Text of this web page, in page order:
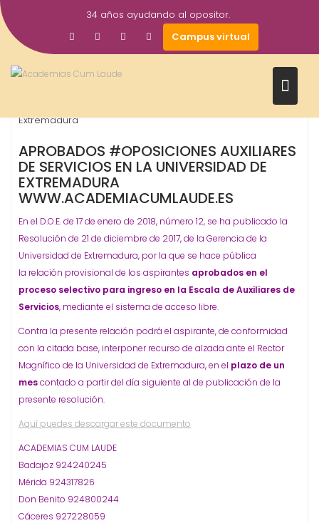
Saltar
al
contenido
34 años ayudando al opositor.
Campus virtual
Ene
2018
academiacumlaudeoposiciones
ORGANISMO - ADMINISTRACIÓN,Universidad
Universidad de
Extremadura
APROBADOS #OPOSICIONES AUXILIARES
DE SERVICIOS EN LA UNIVERSIDAD DE
EXTREMADURA
WWW.ACADEMIACUMLAUDE.ES
En el D.O.E. de 17 de enero de 2018, número 12, se ha publicado la
Resolución de 21 de diciembre de 2017, de la Gerencia de la
Universidad de Extremadura, por la que se hace pública
la relación provisional de los aspirantes aprobados en el
proceso selectivo para ingreso en la Escala de Auxiliares de
Servicios, mediante el sistema de acceso libre.
Contra la presente relación podrá el aspirante, de conformidad
con la citada base, interponer recurso de alzada ante el Rector
Magnífico de la Universidad de Extremadura, en el plazo de un
mescontado a partir del día siguiente al de publicación de la
presente resolución.
Aquí puedes descargar este documento
ACADEMIAS CUM LAUDE
Badajoz 924240245
Mérida 924317826
Don Benito 924800244
Cáceres 927228059